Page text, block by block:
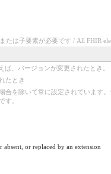
たは子要素が必要です / All FHIR
、バージョンが変更されたとき。
たとき
合を除いて常に設定されています
す。
or replaced by an extension